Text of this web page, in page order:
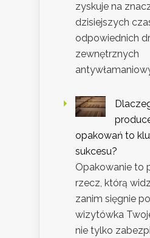
zyskuje na
dzisiejszych
odpowiednich
zewnętrznych
opakowań to
sukcesu?
Opakowanie to
rzecz, którą
zanim sięgnie
wizytówka
nie tylko